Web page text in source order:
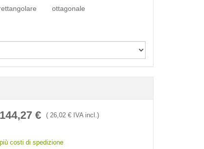
ottagonale
144,27€ ( 26,02€ IVA incl.)
più costi di spedizione
< /picture>